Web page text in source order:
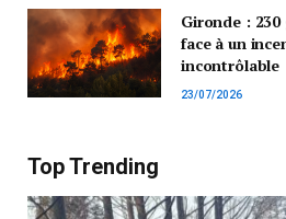
Gironde :
face à un
incontrôlable
23/07/2026
Top Trending